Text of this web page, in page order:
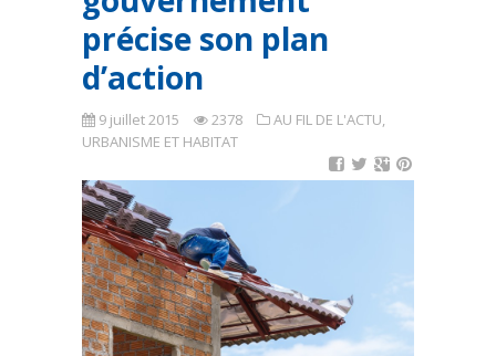
précise son plan
d’action
9 juillet 2015 2378 AU FIL DE L'ACTU,
URBANISME ET HABITAT